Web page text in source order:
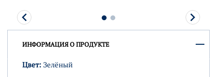
ИНФОРМАЦИЯ О ПРОДУКТЕ
Цвет: Зелёный